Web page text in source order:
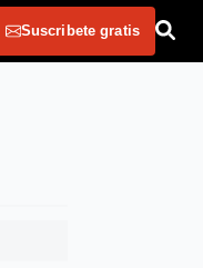
Suscribete gratis